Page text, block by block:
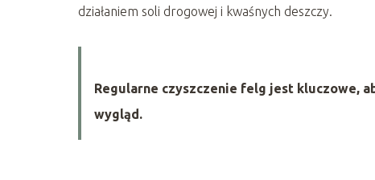
działaniem soli drogowej i kwaśnych deszczy.
Regularne czyszczenie felg jest kluczowe,
wygląd.